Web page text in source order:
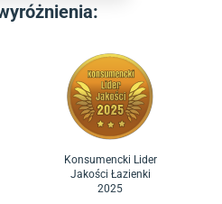
Konsumencki Lider
Jakości Łazienki
2025